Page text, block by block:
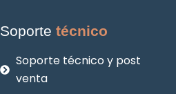
Soportetécnico
Soporte técnico y post
venta